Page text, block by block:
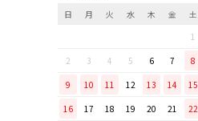
てほしい山只華陶苑の納豆鉢
調理から盛り付けまでこなす
「寿 菜箸」は、とても優秀
作所のペティナイフ「ゆり
日 月 火 水 木 金
土
1
2
3 4 5 6 7
8
9
10 11 12 13 14
15
16
17 18 19 20 21
22